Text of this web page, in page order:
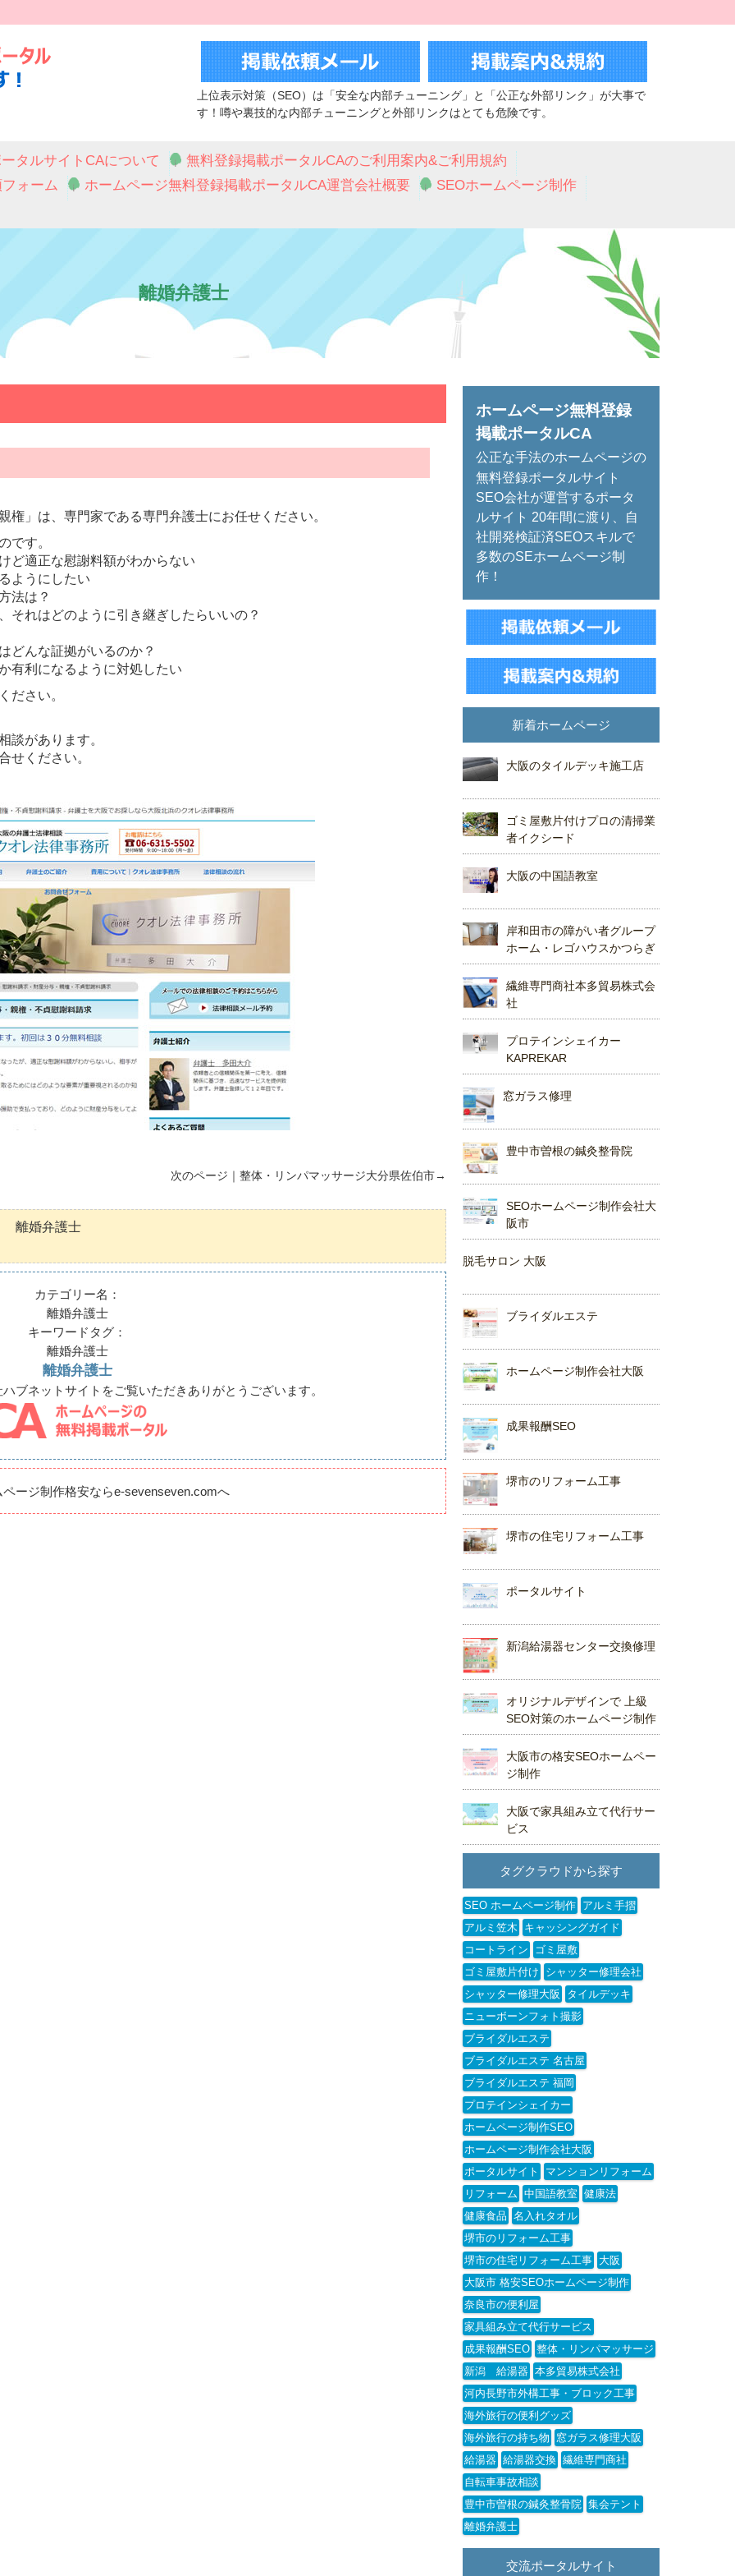
上位表示対策（SEO）は「安全な内部チューニング」と「公正な外部リンク」が大事で
す！噂や裏技的な内部チューニングと外部リンクはとても危険です。
タルサイトCAについて
無料登録掲載ポータルCAのご利用案内&ご利用規約
ォーム ホームページ無料登録掲載ポータルCA運営会社概要
SEOホームページ制作
離婚弁護士
」は、専門家である専門弁護士にお任せください。
です。
ど適正な慰謝料額がわからない
ようにしたい
法は？
それはどのように引き継ぎしたらいいの？
どんな証拠がいるのか？
有利になるように対処したい
ださい。
談があります。
せください。
次のページ｜ 整体・リンパマッサージ大分県佐伯市→
離婚弁護士
カテゴリー名：
離婚弁護士
キーワードタグ：
離婚弁護士
離婚弁護士
ブネットサイトをご覧いただきありがとうございます。
ージ制作格安ならe-sevenseven.comへ
ホームページ無料登録
掲載ポータルCA
公正な手法のホームページの
無料登録ポータルサイト
SEO会社が運営するポータ
ルサイト 20年間に渡り、自
社開発検証済SEOスキルで
多数のSEホームページ制
作！
新着ホームページ
大阪のタイルデッキ施工店
ゴミ屋敷片付けプロの清掃業
者イクシード
大阪の中国語教室
岸和田市の障がい者グループ
ホーム・レゴハウスかつらぎ
繊維専門商社本多貿易株式会
社
プロテインシェイカー
KAPREKAR
窓ガラス修理
豊中市曽根の鍼灸整骨院
SEOホームページ制作会社大
阪市
脱毛サロン 大阪
ブライダルエステ
ホームページ制作会社大阪
成果報酬SEO
堺市のリフォーム工事
堺市の住宅リフォーム工事
ポータルサイト
新潟給湯器センター交換修理
オリジナルデザインで 上級
SEO対策のホームページ制作
大阪市の格安SEOホームペー
ジ制作
大阪で家具組み立て代行サー
ビス
タグクラウドから探す
SEO ホームページ制作 アルミ手摺
アルミ笠木
キャッシングガイド
コートライン
ゴミ屋敷
ゴミ屋敷片付け
シャッター修理会社
シャッター修理大阪
タイルデッキ
ニューボーンフォト撮影
ブライダルエステ
ブライダルエステ 名古屋
ブライダルエステ 福岡
プロテインシェイカー
ホームページ制作SEO
ホームページ制作会社大阪
ポータルサイト
マンションリフォーム
リフォーム 中国語教室 健康法
健康食品 名入れタオル
堺市のリフォーム工事
堺市の住宅リフォーム工事 大阪
大阪市 格安SEOホームページ制作
奈良市の便利屋
家具組み立て代行サービス
成果報酬SEO 整体・リンパマッサージ
新潟 給湯器 本多貿易株式会社
河内長野市外構工事・ブロック工事
海外旅行の便利グッズ
海外旅行の持ち物
窓ガラス修理大阪
給湯器 給湯器交換 繊維専門商社
自転車事故相談
豊中市曽根の鍼灸整骨院 集会テント
離婚弁護士
交流ポータルサイト